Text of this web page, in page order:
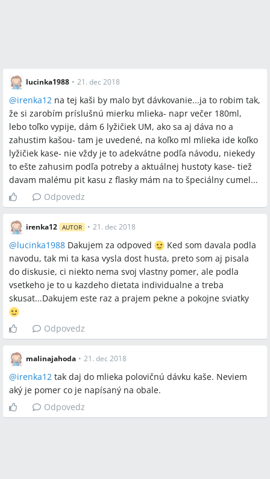
lucinka1988 • 21. dec 2018
@irenka12 na tej kaši by malo byt dávkovanie...ja to robim tak,
že si zarobím príslušnú mierku mlieka- napr večer 180ml,
lebo toľko vypije, dám 6 lyžičiek UM, ako sa aj dáva no a
zahustim kašou- tam je uvedené, na koľko ml mlieka ide koľko
lyžičiek kase- nie vždy je to adekvátne podľa návodu, niekedy
to ešte zahusim podľa potreby a aktuálnej hustoty kase- tiež
davam malému pit kasu z flasky mám na to špeciálny cumel...
Odpovedz
irenka12 AUTOR • 21. dec 2018
@lucinka1988 Dakujem za odpoved
Ked som davala podla
navodu, tak mi ta kasa vysla dost husta, preto som aj pisala
do diskusie, ci niekto nema svoj vlastny pomer, ale podla
vsetkeho je to u kazdeho dietata individualne a treba
skusat...Dakujem este raz a prajem pekne a pokojne sviatky
Odpovedz
malinajahoda • 21. dec 2018
@irenka12 tak daj do mlieka polovičnú dávku kaše. Neviem
aký je pomer co je napísaný na obale.
Odpovedz